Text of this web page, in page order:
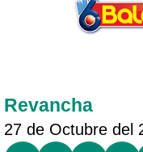
Revancha
27 de Octubre del